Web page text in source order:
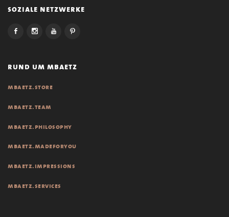
soziale netzwerke
rund um mbaetz
mbaetz.store
mbaetz.team
mbaetz.philosophy
mbaetz.madeforyou
mbaetz.impressions
mbaetz.services